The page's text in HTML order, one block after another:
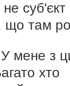
суб'єкт
що там
У мене з
хто